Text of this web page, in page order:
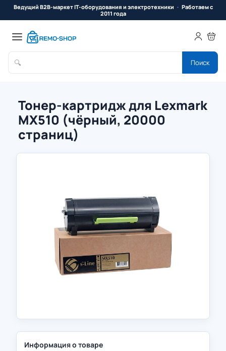
Ведущий B2B-маркет IT-оборудования и электротехники
Работаем с
2011 года
🔍 Поиск
Тонер-картридж для Lexmark
MX510 (чёрный, 20000
страниц)
Информация о товаре